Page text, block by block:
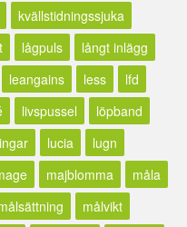
kvällstidningssjuka
lågpuls
långt inlägg
leangains less
lfd
livspussel
löpband
lucia
lugn
majblomma
måla
målvikt